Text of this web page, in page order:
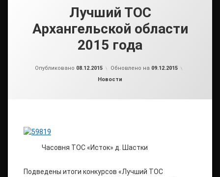
Лучший ТОС
Архангельской области
2015 года
Опубликовано 08.12.2015 Обновлено на 09.12.2015
Рубрики:
Новости
Часовня ТОС «Исток» д. Шастки
Подведены итоги конкурсов «Лучший ТОС